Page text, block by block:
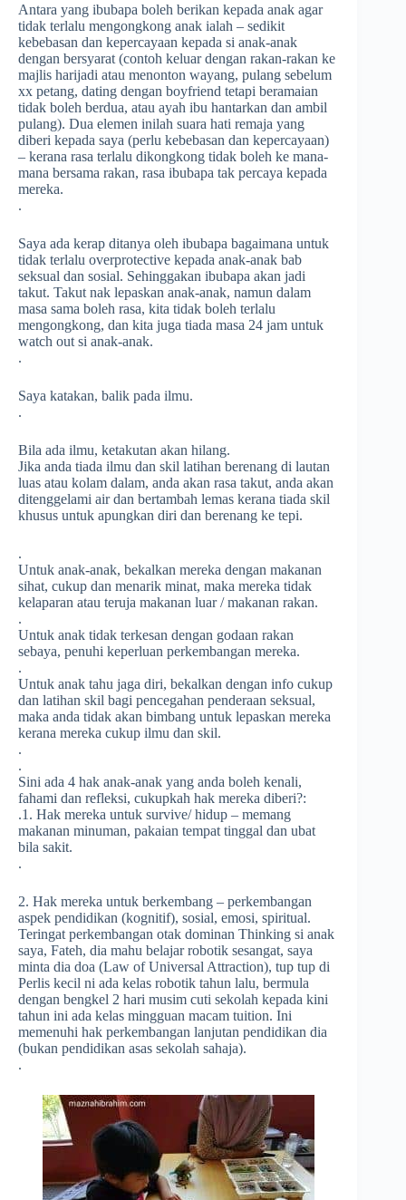
Antara yang ibubapa boleh berikan kepada anak agar
tidak terlalu mengongkong anak ialah – sedikit
kebebasan dan kepercayaan kepada si anak-anak
dengan bersyarat (contoh keluar dengan rakan-rakan ke
majlis harijadi atau menonton wayang, pulang sebelum
xx petang, dating dengan boyfriend tetapi beramaian
tidak boleh berdua, atau ayah ibu hantarkan dan ambil
pulang). Dua elemen inilah suara hati remaja yang
diberi kepada saya (perlu kebebasan dan kepercayaan)
– kerana rasa terlalu dikongkong tidak boleh ke mana-
mana bersama rakan, rasa ibubapa tak percaya kepada
mereka.
.
Saya ada kerap ditanya oleh ibubapa bagaimana untuk
tidak terlalu overprotective kepada anak-anak bab
seksual dan sosial. Sehinggakan ibubapa akan jadi
takut. Takut nak lepaskan anak-anak, namun dalam
masa sama boleh rasa, kita tidak boleh terlalu
mengongkong, dan kita juga tiada masa 24 jam untuk
watch out si anak-anak.
.
Saya katakan, balik pada ilmu.
.
Bila ada ilmu, ketakutan akan hilang.
Jika anda tiada ilmu dan skil latihan berenang di lautan
luas atau kolam dalam, anda akan rasa takut, anda akan
ditenggelami air dan bertambah lemas kerana tiada skil
khusus untuk apungkan diri dan berenang ke tepi.
.
Untuk anak-anak, bekalkan mereka dengan makanan
sihat, cukup dan menarik minat, maka mereka tidak
kelaparan atau teruja makanan luar / makanan rakan.
.
Untuk anak tidak terkesan dengan godaan rakan
sebaya, penuhi keperluan perkembangan mereka.
.
Untuk anak tahu jaga diri, bekalkan dengan info cukup
dan latihan skil bagi pencegahan penderaan seksual,
maka anda tidak akan bimbang untuk lepaskan mereka
kerana mereka cukup ilmu dan skil.
.
.
Sini ada 4 hak anak-anak yang anda boleh kenali,
fahami dan refleksi, cukupkah hak mereka diberi?:
.1. Hak mereka untuk survive/ hidup – memang
makanan minuman, pakaian tempat tinggal dan ubat
bila sakit.
.
2. Hak mereka untuk berkembang – perkembangan
aspek pendidikan (kognitif), sosial, emosi, spiritual.
Teringat perkembangan otak dominan Thinking si anak
saya, Fateh, dia mahu belajar robotik sesangat, saya
minta dia doa (Law of Universal Attraction), tup tup di
Perlis kecil ni ada kelas robotik tahun lalu, bermula
dengan bengkel 2 hari musim cuti sekolah kepada kini
tahun ini ada kelas mingguan macam tuition. Ini
memenuhi hak perkembangan lanjutan pendidikan dia
(bukan pendidikan asas sekolah sahaja).
.